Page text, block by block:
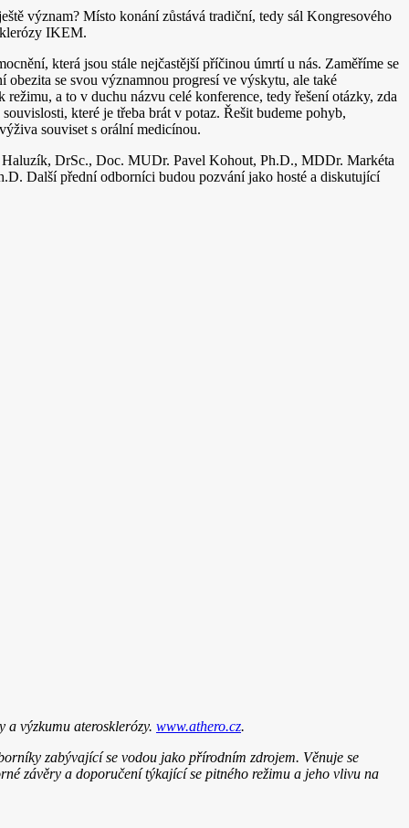
význam? Místo konání zůstává tradiční, tedy sál Kongresového
IKEM.
která jsou stále nejčastější příčinou úmrtí u nás. Zaměříme se
se svou významnou progresí ve výskytu, ale také
a to v duchu názvu celé konference, tedy řešení otázky, zda
které je třeba brát v potaz. Řešit budeme pohyb,
souviset s orální medicínou.
DrSc., Doc. MUDr. Pavel Kohout, Ph.D., MDDr. Markéta
Další přední odborníci budou pozvání jako hosté a diskutující
a výzkumu aterosklerózy. www.athero.cz.
zabývající se vodou jako přírodním zdrojem. Věnuje se
závěry a doporučení týkající se pitného režimu a jeho vlivu na